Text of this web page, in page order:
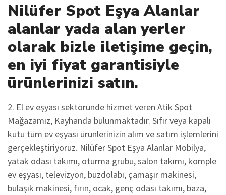
Nilüfer Spot Eşya Alanlar
alanlar yada alan yerler
olarak bizle iletişime geçin,
en iyi fiyat garantisiyle
ürünlerinizi satın.
2. El ev eşyası sektöründe hizmet veren Atik Spot
Mağazamız, Kayhanda bulunmaktadır. Sıfır veya kapalı
kutu tüm ev eşyası ürünlerinizin alım ve satım işlemlerini
gerçekleştiriyoruz. Nilüfer Spot Eşya Alanlar Mobilya,
yatak odası takımı, oturma grubu, salon takımı, komple
ev eşyası, televizyon, buzdolabı, çamaşır makinesi,
bulaşık makinesi, fırın, ocak, genç odası takımı, baza,